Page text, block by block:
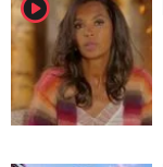
player2